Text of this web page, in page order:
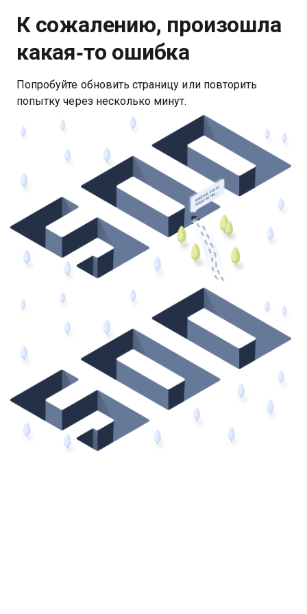
К сожалению, произошла
какая‑то ошибка
Попробуйте обновить страницу или повторить
попытку через несколько минут.